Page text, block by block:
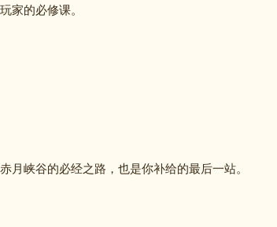
家的必修课。
月峡谷的必经之路，也是你补给的最后一站。